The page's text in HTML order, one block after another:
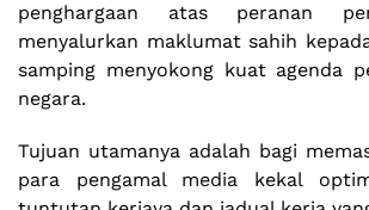
penghargaan atas peranan
menyalurkan maklumat sahih
samping menyokong kuat agenda
negara.
Tujuan utamanya adalah bagi
para pengamal media kekal